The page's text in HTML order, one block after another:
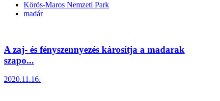
Körös-Maros Nemzeti Park
madár
A zaj- és fényszennyezés károsítja a madarak
szapo...
2020.11.16.